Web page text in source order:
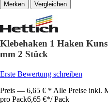
Vergleichen
Klebehaken 1 Haken
mm 2 Stück
Erste Bewertung schreiben
Preis — 6,65 € * Alle Preise inkl.
pro Pack6,65 €*/ Pack